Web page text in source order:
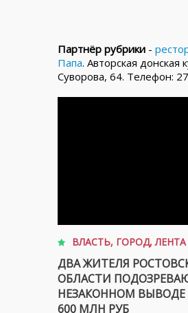
Партнёр рубрики -
Папа. Авторская донская
Суворова, 64. Телефон:
ВЛАСТЬ, ГОРОД,ЛЕНТА
ДВА ЖИТЕЛЯ
ОБЛАСТИ
НЕЗАКОННОМ ВЫВОДЕ
600 МЛН РУБ